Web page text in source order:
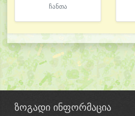
ჩანთა
ზოგადი ინფორმაცია